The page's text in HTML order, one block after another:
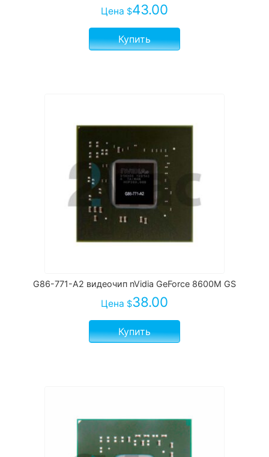
Цена $43.00
Купить
G86-771-A2 видеочип nVidia GeForce 8600M GS
Цена $38.00
Купить